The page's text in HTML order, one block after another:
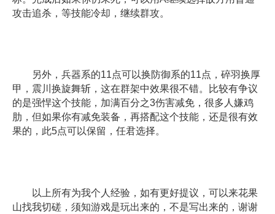
攻击追杀，等技能冷却，继续群攻。
另外，兵器系的11点可以换防御系的11点，碎羽换厚
甲，震川换旋舞斩，这在群架中效果很不错。比较有争议
的是强悍这个技能，加满百分之3伤害减免，很多人嫌鸡
肋，但如果你有减免装备，再搭配这个技能，还是很有效
果的，此5点可以保留，任君选择。
以上所有为我个人经验，如有更好提议，可以来花果
山找我切磋，须知游戏是玩出来的，不是写出来的，谢谢